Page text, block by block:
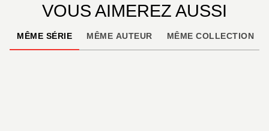
VOUS AIMEREZ AUSSI
MÊME SÉRIE MÊME AUTEUR MÊME COLLECTION